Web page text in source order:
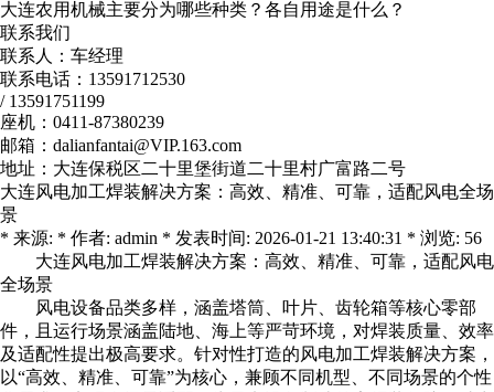
大连农用机械主要分为哪些种类？各自用途是什么？
联系我们
联系人：车经理
联系电话：13591712530
/ 13591751199
座机：0411-87380239
邮箱：dalianfantai@VIP.163.com
地址：大连保税区二十里堡街道二十里村广富路二号
大连风电加工焊装解决方案：高效、精准、可靠，适配风电全场
景
* 来源: * 作者: admin * 发表时间: 2026-01-21 13:40:31 * 浏览: 56
大连风电加工焊装解决方案：高效、精准、可靠，适配风电
全场景
风电设备品类多样，涵盖塔筒、叶片、齿轮箱等核心零部
件，且运行场景涵盖陆地、海上等严苛环境，对焊装质量、效率
及适配性提出极高要求。针对性打造的风电加工焊装解决方案，
以“高效、精准、可靠”为核心，兼顾不同机型、不同场景的个性